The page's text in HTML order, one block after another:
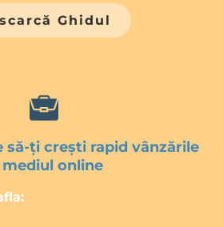
Ghidul
să-ți crești rapid vânzările
online